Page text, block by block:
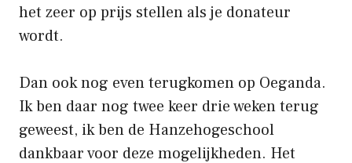
het zeer op prijs stellen als je donateur
wordt.
Dan ook nog even terugkomen op Oeganda.
Ik ben daar nog twee keer drie weken terug
geweest, ik ben de Hanzehogeschool
dankbaar voor deze mogelijkheden. Het